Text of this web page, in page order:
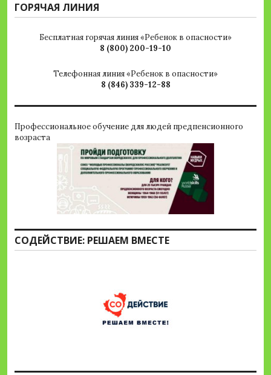
ГОРЯЧАЯ ЛИНИЯ
Бесплатная горячая линия «Ребенок в опасности»
8 (800) 200-19-10
Телефонная линия «Ребенок в опасности»
8 (846) 339-12-88
Профессиональное обучение для людей предпенсионного
возраста
СОДЕЙСТВИЕ: РЕШАЕМ ВМЕСТЕ